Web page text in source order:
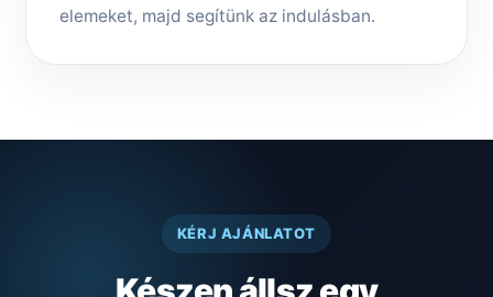
elemeket, majd segítünk az indulásban.
KÉRJ AJÁNLATOT